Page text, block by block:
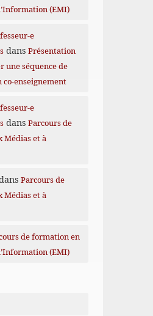
(EMI)
e
dansPrésentation
une séquence de
enseignement
e
dansParcours de
Médias et à
Parcours de
Médias et à
de formation en
(EMI)